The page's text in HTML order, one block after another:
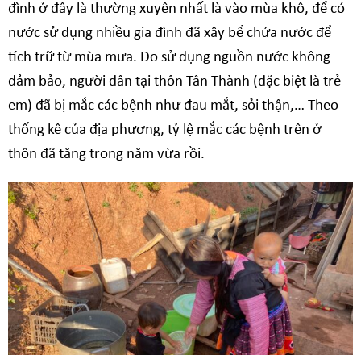
đình ở đây là thường xuyên nhất là vào mùa khô, để có
nước sử dụng nhiều gia đình đã xây bể chứa nước để
tích trữ từ mùa mưa. Do sử dụng nguồn nước không
đảm bảo, người dân tại thôn Tân Thành (đặc biệt là trẻ
em) đã bị mắc các bệnh như đau mắt, sỏi thận,… Theo
thống kê của địa phương, tỷ lệ mắc các bệnh trên ở
thôn đã tăng trong năm vừa rồi.